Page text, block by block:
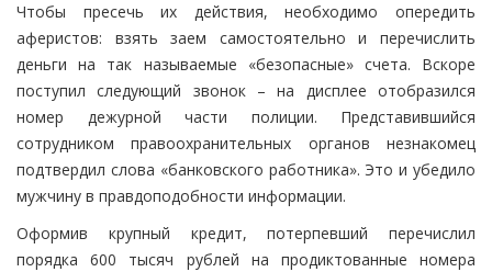
Чтобы пресечь их действия, необходимо опередить
аферистов: взять заем самостоятельно и перечислить
деньги на так называемые «безопасные» счета. Вскоре
поступил следующий звонок – на дисплее отобразился
номер дежурной части полиции. Представившийся
сотрудником правоохранительных органов незнакомец
подтвердил слова «банковского работника». Это и убедило
мужчину в правдоподобности информации.
Оформив крупный кредит, потерпевший перечислил
порядка 600 тысяч рублей на продиктованные номера